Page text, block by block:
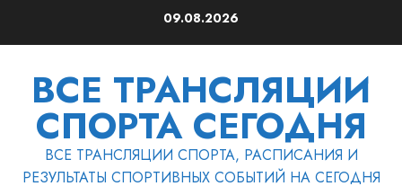
09.08.2026
ВСЕ ТРАНСЛЯЦИИ
СПОРТА СЕГОДНЯ
ВСЕ ТРАНСЛЯЦИИ СПОРТА, РАСПИСАНИЯ И
РЕЗУЛЬТАТЫ СПОРТИВНЫХ СОБЫТИЙ НА СЕГОДНЯ